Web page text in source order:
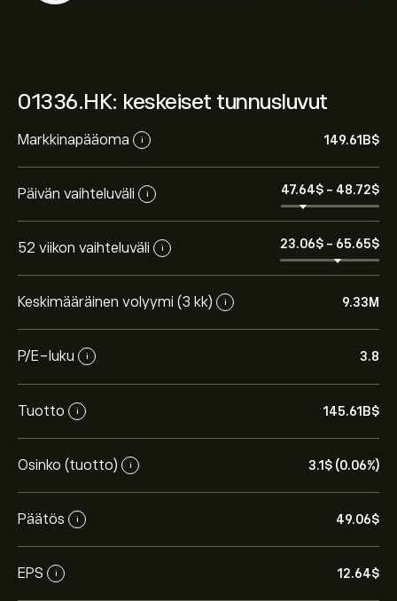
01336.HK: keskeiset tunnusluvut
Markkinapääoma i 149.61B‎$‎
Päivän vaihteluväli i 47.64‎$‎ - 48.72‎$‎
52 viikon vaihteluväli i 23.06‎$‎ - 65.65‎$‎
Keskimääräinen volyymi (3 kk) i 9.33M
P/E-luku i 3.8
Tuotto i 145.61B‎$‎
Osinko (tuotto) i 3.1‎$‎ (0.06%)
Päätös i 49.06‎$‎
EPS i 12.64‎$‎